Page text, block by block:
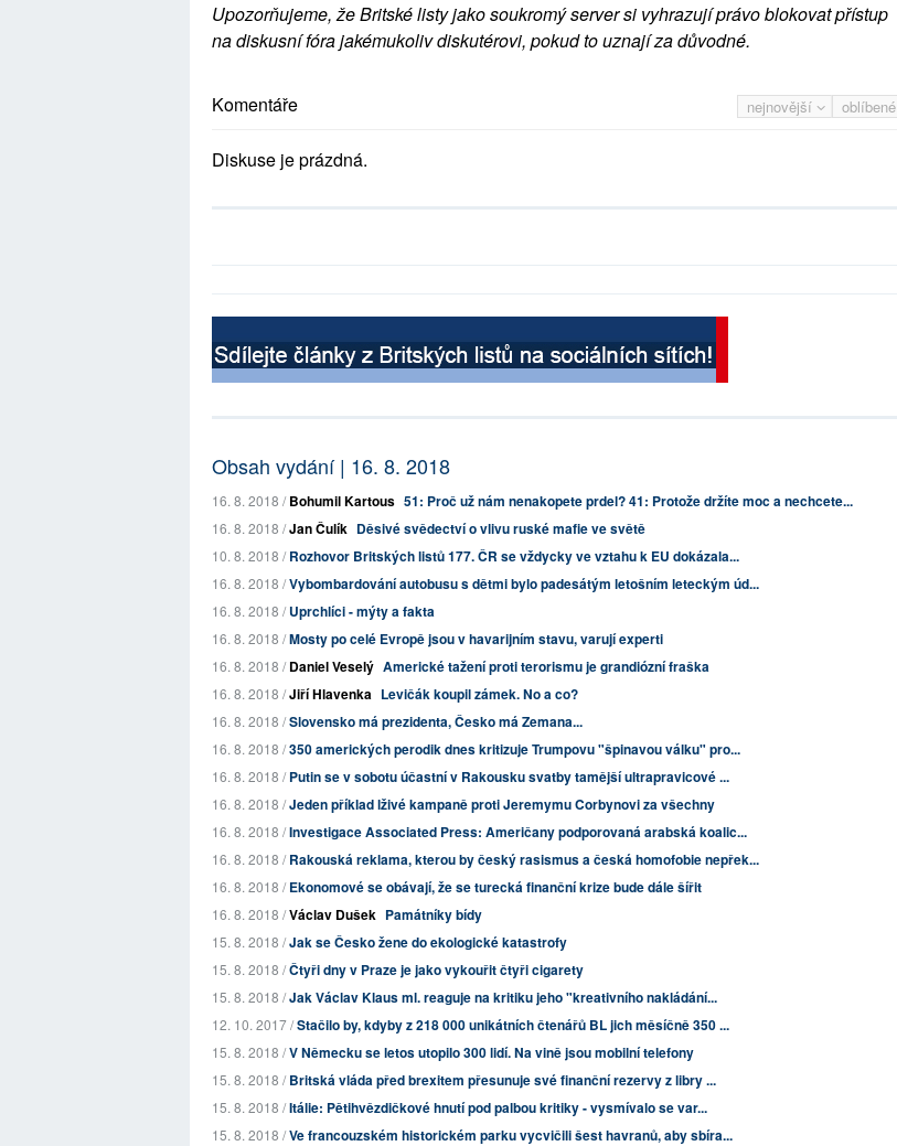
Upozorňujeme, že Britské listy jako soukromý server si vyhrazují právo blokovat přístup
na diskusní fóra jakémukoliv diskutérovi, pokud to uznají za důvodné.
nejnovější oblíbené
Komentáře
Diskuse je prázdná.
Obsah vydání | 16. 8. 2018
16. 8. 2018 /Bohumil Kartous 51: Proč už nám nenakopete prdel? 41: Protože držíte moc a nechcete...
16. 8. 2018 /Jan Čulík Děsivé svědectví o vlivu ruské mafie ve světě
10. 8. 2018 /Rozhovor Britských listů 177. ČR se vždycky ve vztahu k EU dokázala...
16. 8. 2018 /Vybombardování autobusu s dětmi bylo padesátým letošním leteckým úd...
16. 8. 2018 /Uprchlíci - mýty a fakta
16. 8. 2018 /Mosty po celé Evropě jsou v havarijním stavu, varují experti
16. 8. 2018 /Daniel Veselý Americké tažení proti terorismu je grandiózní fraška
16. 8. 2018 /Jiří Hlavenka Levičák koupil zámek. No a co?
16. 8. 2018 /Slovensko má prezidenta, Česko má Zemana...
16. 8. 2018 /350 amerických perodik dnes kritizuje Trumpovu "špinavou válku" pro...
16. 8. 2018 /Putin se v sobotu účastní v Rakousku svatby tamější ultrapravicové ...
16. 8. 2018 /Jeden příklad lživé kampaně proti Jeremymu Corbynovi za všechny
16. 8. 2018 /Investigace Associated Press: Američany podporovaná arabská koalic...
16. 8. 2018 /Rakouská reklama, kterou by český rasismus a česká homofobie nepřek...
16. 8. 2018 /Ekonomové se obávají, že se turecká finanční krize bude dále šířit
16. 8. 2018 /Václav Dušek Památníky bídy
15. 8. 2018 /Jak se Česko žene do ekologické katastrofy
15. 8. 2018 /Čtyři dny v Praze je jako vykouřit čtyři cigarety
15. 8. 2018 /Jak Václav Klaus ml. reaguje na kritiku jeho "kreativního nakládání...
12. 10. 2017 /Stačilo by, kdyby z 218 000 unikátních čtenářů BL jich měsíčně 350 ...
15. 8. 2018 /V Německu se letos utopilo 300 lidí. Na vině jsou mobilní telefony
15. 8. 2018 /Britská vláda před brexitem přesunuje své finanční rezervy z libry ...
15. 8. 2018 /Itálie: Pětihvězdičkové hnutí pod palbou kritiky - vysmívalo se var...
15. 8. 2018 /Ve francouzském historickém parku vycvičili šest havranů, aby sbíra...